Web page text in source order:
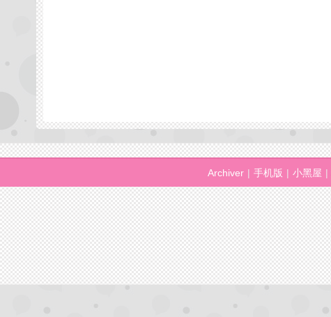
Archiver | 手机版 | 小黑屋 |